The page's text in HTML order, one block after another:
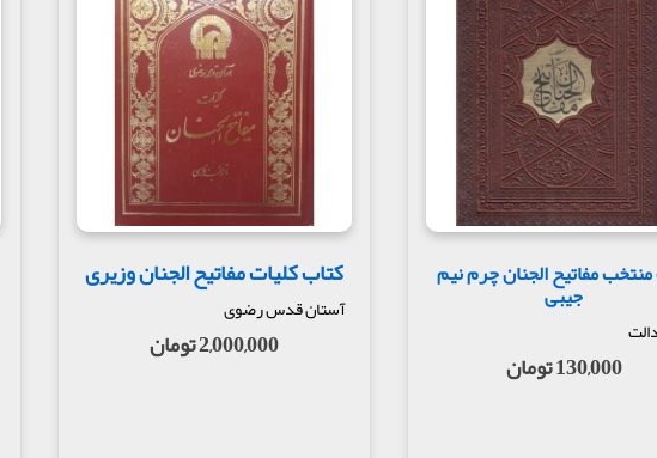
کرده است؛ ازجمله: تاریخ عالم آرای عباسی نوشته میرزا اسکندر بیگ منشی؛ تحفة الزائر
نوشته سید بن طاووس
به کتاب مفاتیح افزوده است. در این بخش هشت مطلب به مفاتیح افزوده شده است که به
مفاتیح الجنان چرم نیم
جیبی
130,000 تومان
کتاب کلیات مفاتیح الجنان وزیری
آستان قدس رضوی
2,000,000 تومان